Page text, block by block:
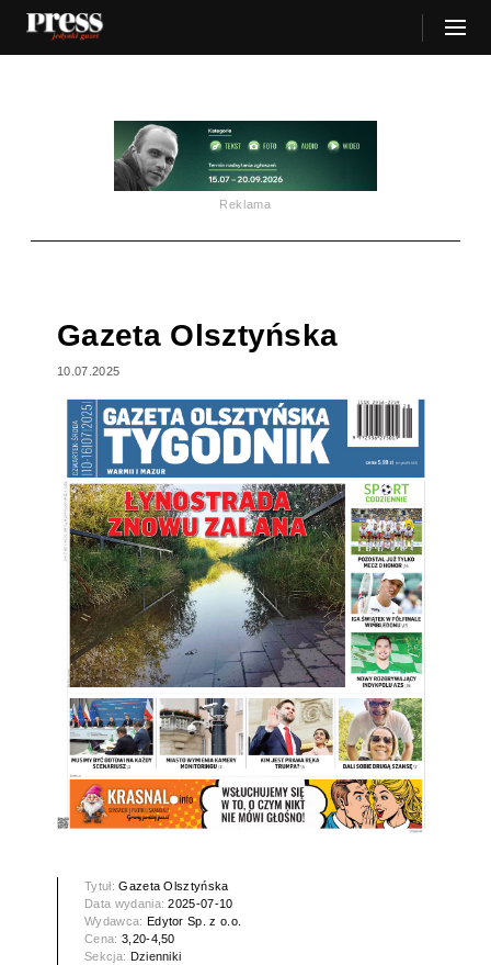
Reklama
Gazeta Olsztyńska
10.07.2025
Tytuł:Gazeta Olsztyńska
Data wydania:2025-07-10
Wydawca: Edytor Sp. z o.o.
Cena: 3,20-4,50
Sekcja: Dzienniki